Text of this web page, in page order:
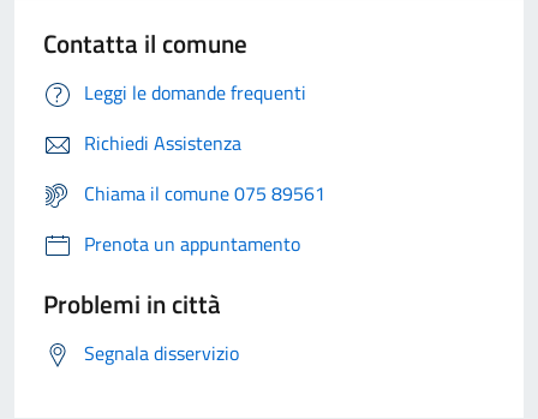
Contatta il comune
Leggi le domande frequenti
Richiedi Assistenza
Chiama il comune 075 89561
Prenota un appuntamento
Problemi in città
Segnala disservizio